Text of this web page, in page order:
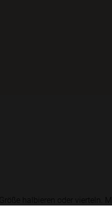
halbieren oder vierteln.